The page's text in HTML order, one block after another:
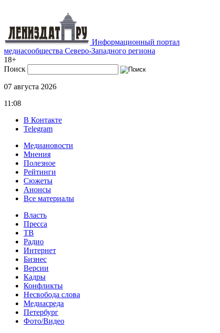
Информационный портал
медиасообщества Северо-Западного региона
18+
Поиск
07 августа 2026
11:08
В Контакте
Telegram
Медиановости
Мнения
Полезное
Рейтинги
Сюжеты
Анонсы
Все материалы
Власть
Пресса
ТВ
Радио
Интернет
Бизнес
Версии
Кадры
Конфликты
Несвобода слова
Медиасреда
Петербург
Фото/Видео